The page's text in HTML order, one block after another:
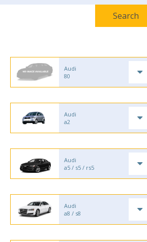
Audi
80
Audi
a2
Audi
a5 / s5 / rs5
Audi
a8 / s8